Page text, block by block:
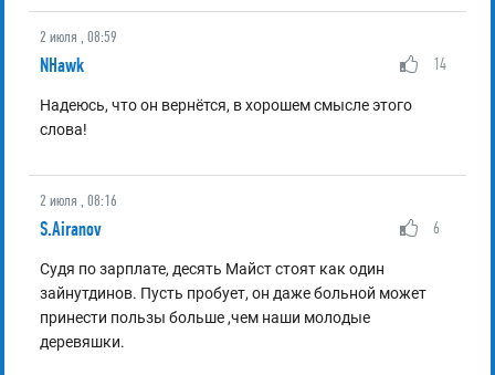
2 июля , 08:59
NHawk 14
Надеюсь, что он вернётся, в хорошем смысле этого
слова!
2 июля , 08:16
S.Airanov 6
Судя по зарплате, десять Майст стоят как один
зайнутдинов. Пусть пробует, он даже больной может
принести пользы больше ,чем наши молодые
деревяшки.